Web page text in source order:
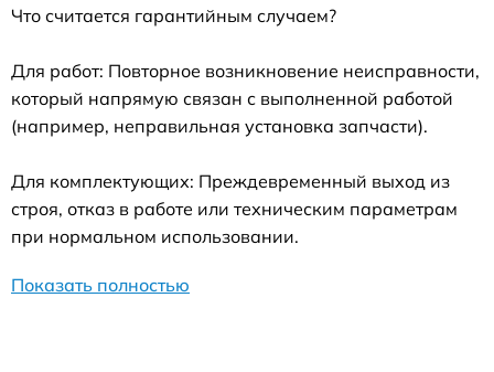
Что считается гарантийным случаем?
Для работ: Повторное возникновение неисправности,
который напрямую связан с выполненной работой
(например, неправильная установка запчасти).
Для комплектующих: Преждевременный выход из
строя, отказ в работе или техническим параметрам
при нормальном использовании.
Показать полностью